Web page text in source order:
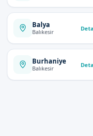
Balya
Balıkesir
Burhaniye
Balıkesir